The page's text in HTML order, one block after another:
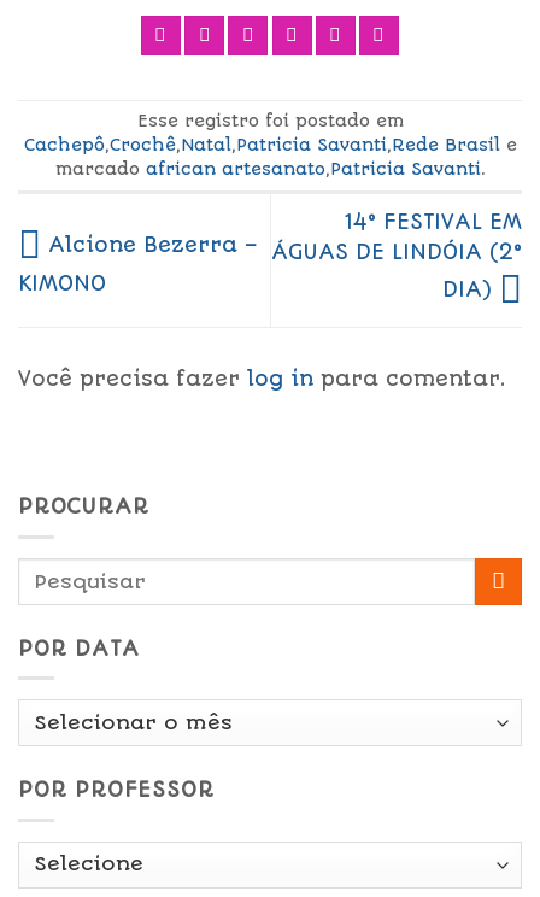
Esse registro foi postado em
Cachepô,Crochê,Natal,Patricia Savanti,Rede Brasile
marcado african artesanato,Patricia Savanti.
Alcione Bezerra –
KIMONO
14° FESTIVAL EM
ÁGUAS DE LINDÓIA (2°
DIA)
Você precisa fazer log in para comentar.
PROCURAR
POR DATA
Por
POR PROFESSOR